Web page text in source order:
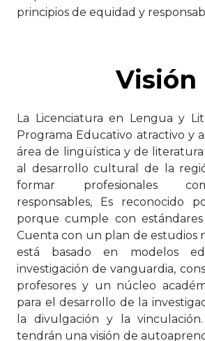
principios de equidad y
Visión
La Licenciatura en Lengua y
Programa Educativo atractivo y
área de lingüística y de
al desarrollo cultural de la
formar profesionales
responsables, Es reconocido
porque cumple con estándares
Cuenta con un plan de estudios
está basado en modelos
investigación de vanguardia,
profesores y un núcleo
para el desarrollo de la
la divulgación y la
tendrán una visión de